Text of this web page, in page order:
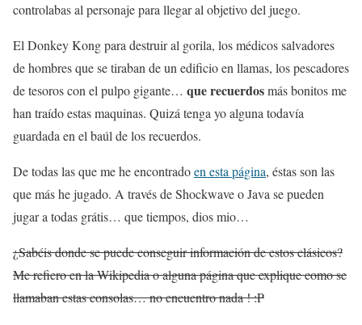
controlabas al personaje para llegar al objetivo del juego.
El Donkey Kong para destruir al gorila, los médicos salvadores
de hombres que se tiraban de un edificio en llamas, los pescadores
de tesoros con el pulpo gigante… que recuerdosmás bonitos me
han traído estas maquinas. Quizá tenga yo alguna todavía
guardada en el baúl de los recuerdos.
De todas las que me he encontradoen esta página, éstas son las
que más he jugado. A través de Shockwave o Java se pueden
jugar a todas grátis… que tiempos, dios mio…
¿Sabéis donde se puede conseguir información de estos clásicos?
Me refiero en la Wikipedia o alguna página que explique como se
llamaban estas consolas… no encuentro nada ! :P